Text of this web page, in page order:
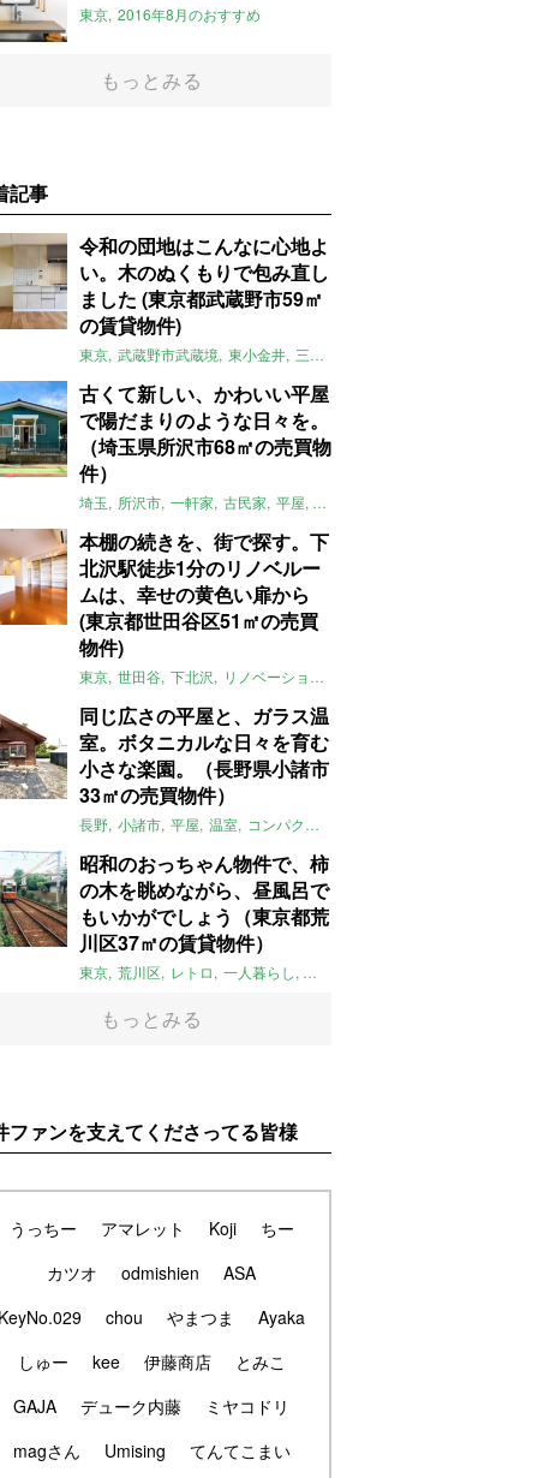
東京 2016年8月のおすすめ
もっとみる
記事
令和の団地はこんなに心地よ
い。木のぬくもりで包み直し
ました (東京都武蔵野市59㎡
の賃貸物件)
東京 武蔵野市武蔵境 東小金井 三鷹
古くて新しい、かわいい平屋
で陽だまりのような日々を。
（埼玉県所沢市68㎡の売買物
件）
埼玉 所沢市 一軒家 古民家 平屋 庭
本棚の続きを、街で探す。下
北沢駅徒歩1分のリノベルー
ムは、幸せの黄色い扉から
(東京都世田谷区51㎡の売買
物件)
東京 世田谷 下北沢 リノベーション
同じ広さの平屋と、ガラス温
室。ボタニカルな日々を育む
小さな楽園。（長野県小諸市
33㎡の売買物件）
長野 小諸市 平屋 温室 コンパクト
昭和のおっちゃん物件で、柿
の木を眺めながら、昼風呂で
もいかがでしょう（東京都荒
川区37㎡の賃貸物件）
東京 荒川区 レトロ 一人暮らし タイル
もっとみる
ファンを支えてくださってる皆様
うっちー アマレット Koji
ちー
カツオ
odmishien
ASA
chou やまつま
Ayaka
しゅー
kee 伊藤商店
とみこ
GAJA
デューク内藤
ミヤコドリ
magさん
Umising てんてこまい